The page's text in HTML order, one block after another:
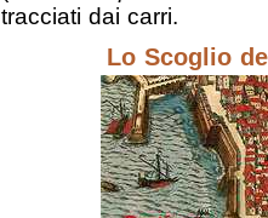
tracciati dai carri.
Lo Scoglio